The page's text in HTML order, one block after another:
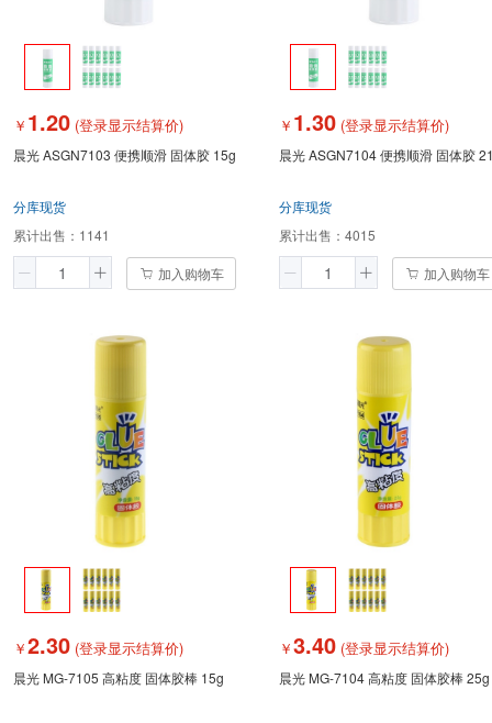
￥ 1.20 (登录显示结算价)
晨光 ASGN7103 便携顺滑 固体胶 15g
分库现货
累计出售： 1141
加入购物车
￥ 1.30 (登录显示结算价)
晨光 ASGN7104 便携顺滑 固体胶
分库现货
累计出售： 4015
加入购物车
￥2.30 (登录显示结算价)
晨光 MG-7105 高粘度 固体胶棒 15g
￥3.40 (登录显示结算价)
晨光 MG-7104 高粘度 固体胶棒 25g